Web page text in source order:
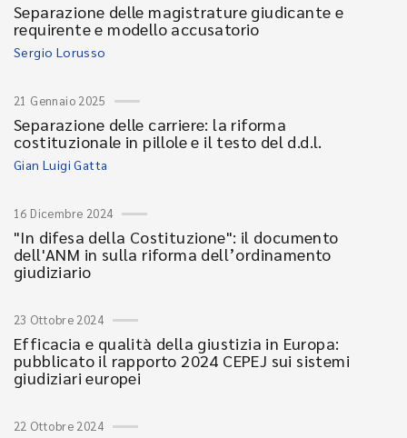
Separazione delle magistrature giudicante e
requirente e modello accusatorio
Sergio Lorusso
21 Gennaio 2025
Separazione delle carriere: la riforma
costituzionale in pillole e il testo del d.d.l.
Gian Luigi Gatta
16 Dicembre 2024
"In difesa della Costituzione": il documento
dell'ANM in sulla riforma dell’ordinamento
giudiziario
23 Ottobre 2024
Efficacia e qualità della giustizia in Europa:
pubblicato il rapporto 2024 CEPEJ sui sistemi
giudiziari europei
22 Ottobre 2024